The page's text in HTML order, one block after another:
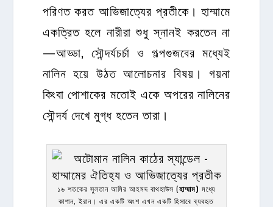
পরিণত করত আভিজাত্যের প্রতীকে। হাম্মামে
একত্রিত হলে নারীরা শুধু স্নানই করতেন না
—আড্ডা, সৌন্দর্যচর্চা ও গল্পগুজবের মধ্যেই
নালিন হয়ে উঠত আলোচনার বিষয়। গয়না
কিংবা পোশাকের মতোই একে অপরের নালিনের
সৌন্দর্য দেখে মুগ্ধ হতেন তারা।
১৬ শতকের সুলতান আমির আহমদ বাথহাউস (হাম্মাম) মধ্যে
কাশান, ইরান। এর একটি অংশ এখন একটি হিসাবে ব্যবহৃত